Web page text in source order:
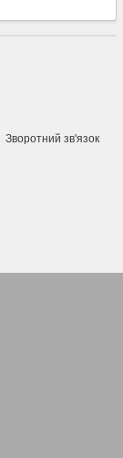
Зворотний зв'язок